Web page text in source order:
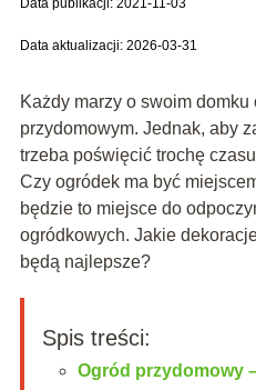
Data aktualizacji: 2026-03-31
Każdy marzy o swoim
przydomowym. Jednak, aby
trzeba poświęcić trochę
Czy ogródek ma być
będzie to miejsce do
ogródkowych. Jakie
będą najlepsze?
Spis treści:
Ogród przydomowy